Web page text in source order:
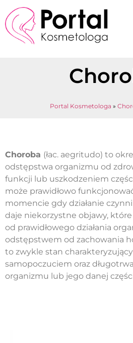
Portal Kosmetologa »
Choroba (łac. aegritudo) to
odstępstwa organizmu od
funkcji lub uszkodzeniem
może prawidłowo
momencie gdy działanie
daje niekorzystne objawy,
od prawidłowego działania
odstępstwem od zachowania
to zwykle stan charakteryzujący
samopoczuciem oraz
organizmu lub jego danej